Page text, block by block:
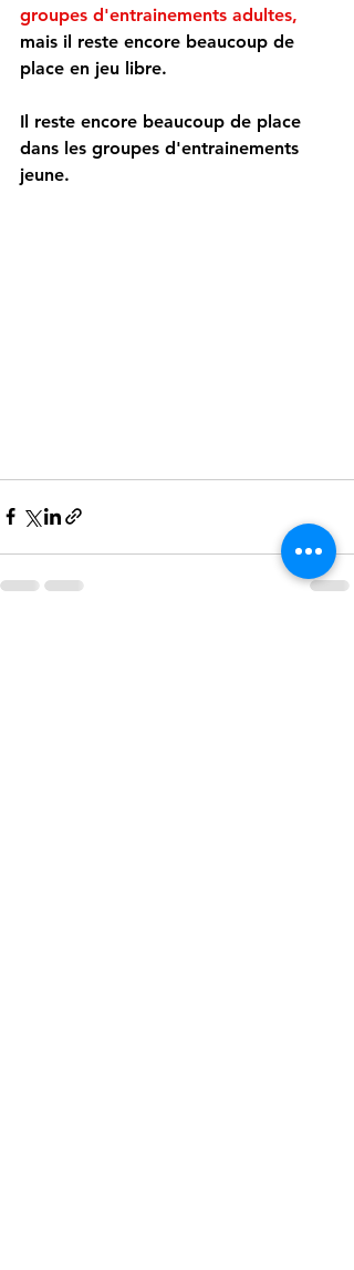
groupes d'entrainements adultes,
mais il reste encore beaucoup de
place en jeu libre.
Il reste encore beaucoup de place
dans les groupes d'entrainements
jeune.